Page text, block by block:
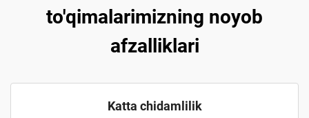
to'qimalarimizning noyob
afzalliklari
Katta chidamlilik